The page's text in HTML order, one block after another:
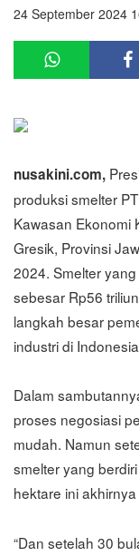
24 September 2024
nusakini.com,
produksi smelter
Kawasan Ekonomi
Gresik, Provinsi
2024. Smelter
sebesar Rp56
langkah besar
industri di
Dalam
proses negosiasi
mudah. Namun
smelter yang
hektare ini
“Dan setelah 30